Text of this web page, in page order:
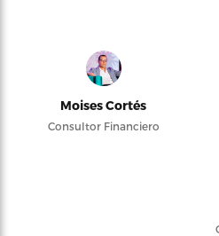
Moises Cortés
Consultor Financiero